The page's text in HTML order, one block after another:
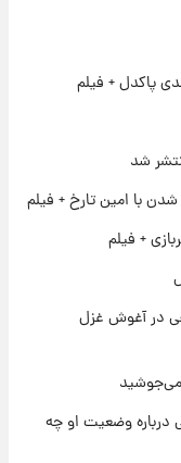
مرداد ۱۴۰۵
سه دهک؛ جزئیات اعلام
سایپا اعلام شد؛
و ساینا با اقساط
پاکدل + فیلم
شد
با امین تارخ + فیلم
+ فیلم
در آغوش غزل
درباره وضعیت او چه